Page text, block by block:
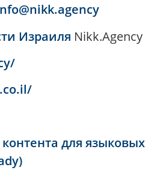
Израиля Nikk.Agency
для языковых